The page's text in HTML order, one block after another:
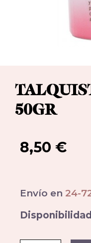
50GR
8,50 €
Envío en 24-